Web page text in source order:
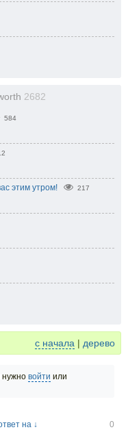
2682
584
этим утром! 217
с начала | дерево
нужно войти или
на ↓ 0